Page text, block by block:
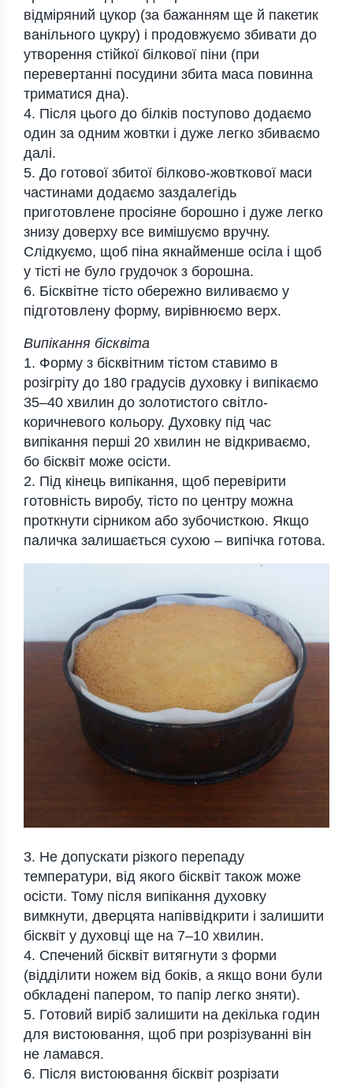
відміряний цукор (за бажанням ще й пакетик
ванільного цукру) і продовжуємо збивати до
утворення стійкої білкової піни (при
перевертанні посудини збита маса повинна
триматися дна).
4. Після цього до білків поступово додаємо
один за одним жовтки і дуже легко збиваємо
далі.
5. До готової збитої білково-жовткової маси
частинами додаємо заздалегідь
приготовлене просіяне борошно і дуже легко
знизу доверху все вимішуємо вручну.
Слідкуємо, щоб піна якнайменше осіла і щоб
у тісті не було грудочок з борошна.
6. Бісквітне тісто обережно виливаємо у
підготовлену форму, вирівнюємо верх.
Випікання бісквіта
1. Форму з бісквітним тістом ставимо в
розігріту до 180 градусів духовку і випікаємо
35–40 хвилин до золотистого світло-
коричневого кольору. Духовку під час
випікання перші 20 хвилин не відкриваємо,
бо бісквіт може осісти.
2. Під кінець випікання, щоб перевірити
готовність виробу, тісто по центру можна
проткнути сірником або зубочисткою. Якщо
паличка залишається сухою – випічка готова.
3. Не допускати різкого перепаду
температури, від якого бісквіт також може
осісти. Тому після випікання духовку
вимкнути, дверцята напіввідкрити і залишити
бісквіт у духовці ще на 7–10 хвилин.
4. Спечений бісквіт витягнути з форми
(відділити ножем від боків, а якщо вони були
обкладені папером, то папір легко зняти).
5. Готовий виріб залишити на декілька годин
для вистоювання, щоб при розрізуванні він
не ламався.
6. Після вистоювання бісквіт розрізати